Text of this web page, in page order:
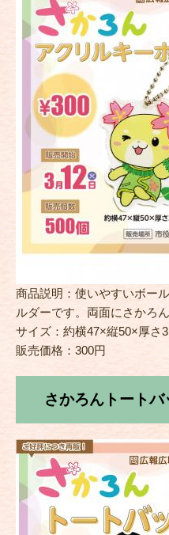
商品説明：使いやすいボー
ルダーです。両面にさかろ
サイズ：約横47×縦50×厚さ
販売価格：300円
さかろんトートバ